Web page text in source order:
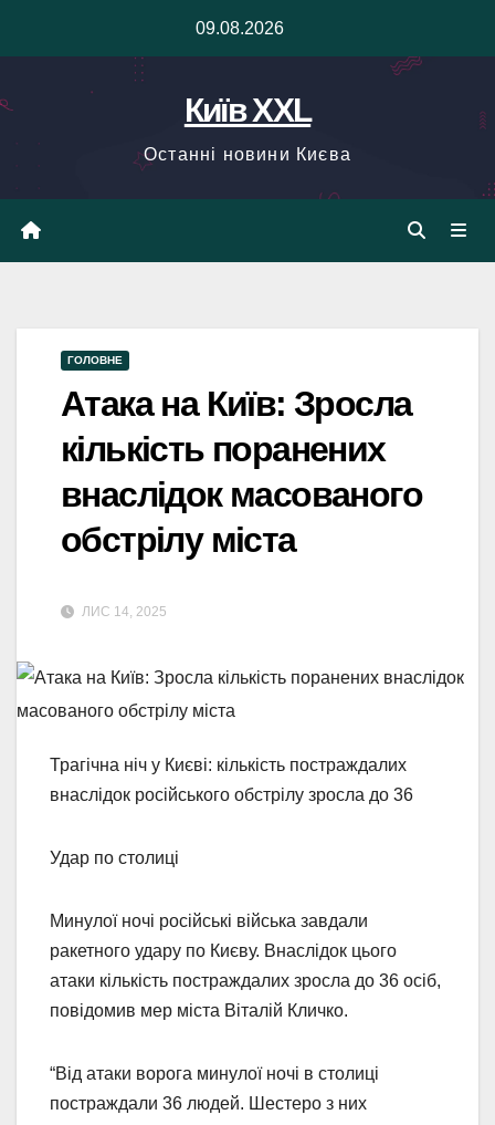
09.08.2026
Київ XXL
Останні новини Києва
ГОЛОВНЕ
Атака на Київ: Зросла
кількість поранених
внаслідок масованого
обстрілу міста
ЛИС 14, 2025
Трагічна ніч у Києві: кількість постраждалих
внаслідок російського обстрілу зросла до 36
Удар по столиці
Минулої ночі російські війська завдали
ракетного удару по Києву. Внаслідок цього
атаки кількість постраждалих зросла до 36 осіб,
повідомив мер міста Віталій Кличко.
“Від атаки ворога минулої ночі в столиці
постраждали 36 людей. Шестеро з них